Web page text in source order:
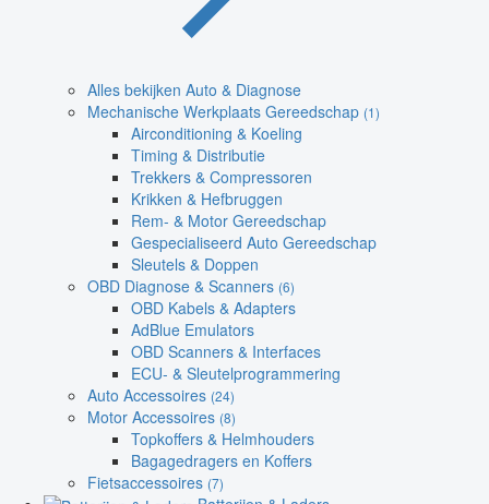
Alles bekijken Auto & Diagnose
Mechanische Werkplaats Gereedschap (1)
Airconditioning & Koeling
Timing & Distributie
Trekkers & Compressoren
Krikken & Hefbruggen
Rem- & Motor Gereedschap
Gespecialiseerd Auto Gereedschap
Sleutels & Doppen
OBD Diagnose & Scanners (6)
OBD Kabels & Adapters
AdBlue Emulators
OBD Scanners & Interfaces
ECU- & Sleutelprogrammering
Auto Accessoires (24)
Motor Accessoires (8)
Topkoffers & Helmhouders
Bagagedragers en Koffers
Fietsaccessoires (7)